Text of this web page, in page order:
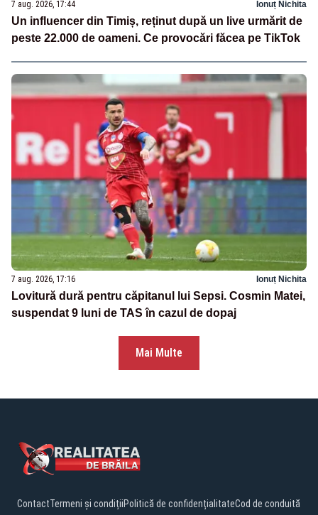
7 aug. 2026, 17:44 Ionuț Nichita
Un influencer din Timiș, reținut după un live urmărit de
peste 22.000 de oameni. Ce provocări făcea pe TikTok
7 aug. 2026, 17:16 Ionuț Nichita
Lovitură dură pentru căpitanul lui Sepsi. Cosmin Matei,
suspendat 9 luni de TAS în cazul de dopaj
Mai Multe
ContactTermeni și condițiiPolitică de confidențialitateCod de conduită